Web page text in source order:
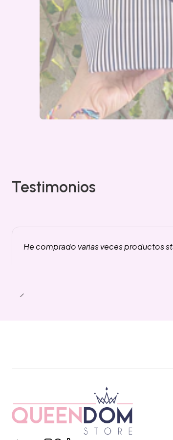
Testimonios
He comprado varias veces productos